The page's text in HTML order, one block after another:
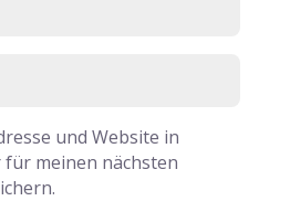
und Website in
meinen nächsten